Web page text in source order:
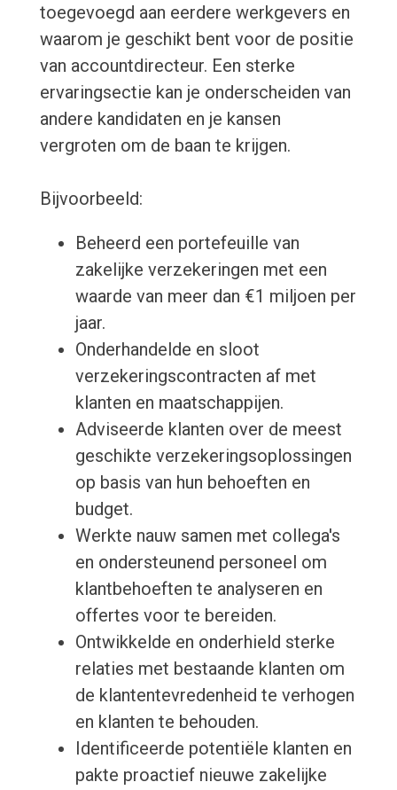
toegevoegd aan eerdere werkgevers en
waarom je geschikt bent voor de positie
van accountdirecteur. Een sterke
ervaringsectie kan je onderscheiden van
andere kandidaten en je kansen
vergroten om de baan te krijgen.
Bijvoorbeeld:
Beheerd een portefeuille van
zakelijke verzekeringen met een
waarde van meer dan €1 miljoen per
jaar.
Onderhandelde en sloot
verzekeringscontracten af ​​met
klanten en maatschappijen.
Adviseerde klanten over de meest
geschikte verzekeringsoplossingen
op basis van hun behoeften en
budget.
Werkte nauw samen met collega's
en ondersteunend personeel om
klantbehoeften te analyseren en
offertes voor te bereiden.
Ontwikkelde en onderhield sterke
relaties met bestaande klanten om
de klantentevredenheid te verhogen
en klanten te behouden.
Identificeerde potentiële klanten en
pakte proactief nieuwe zakelijke